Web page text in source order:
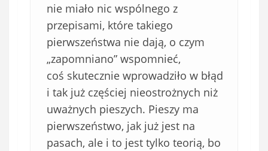
nie miało nic wspólnego z
przepisami, które takiego
pierwszeństwa nie dają, o czym
„zapomniano” wspomnieć,
coś skutecznie wprowadziło w błąd
i tak już częściej nieostrożnych niż
uważnych pieszych. Pieszy ma
pierwszeństwo, jak już jest na
pasach, ale i to jest tylko teorią, bo